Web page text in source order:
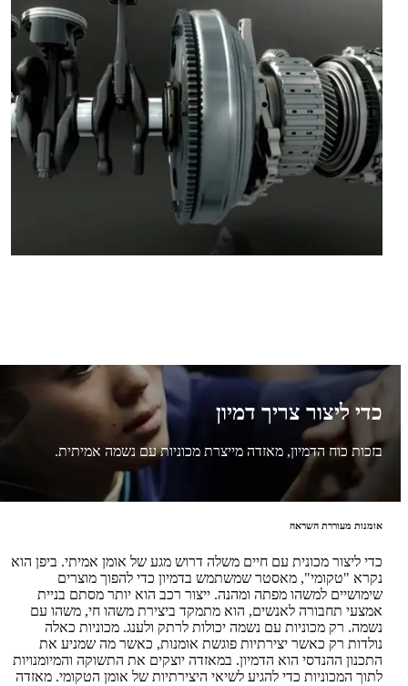
כדי ליצור צריך דמיון
בזכות כוח הדמיון, מאזדה מייצרת מכוניות עם נשמה אמיתית.
אומנות מעוררת השראה
כדי ליצור מכונית עם חיים משלה דרוש מגע של אומן אמיתי. ביפן הוא
נקרא "טקומי", מאסטר שמשתמש בדמיון כדי להפוך מוצרים
שימושיים למשהו מפתה ומהנה. ייצור רכב הוא יותר מסתם בניית
אמצעי תחבורה לאנשים, הוא מתמקד ביצירת משהו חי, משהו עם
נשמה. רק מכוניות עם נשמה יכולות לרתק ולענג. מכוניות כאלה
נולדות רק כאשר יצירתיות פוגשת אומנות, כאשר מה שמניע את
התכנון ההנדסי הוא הדמיון. במאזדה יוצקים את התשוקה והמיומנויות
לתוך המכוניות כדי להגיע לשיאי היצירתיות של אומן הטקומי. מאזדה